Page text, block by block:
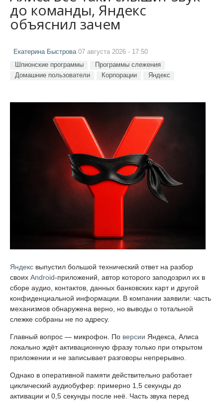
до команды, Яндекс
объяснил зачем
Екатерина Быстрова07 августа 2026 - 17:50
Шпионские программы
Программы слежения
Домашние пользователи
Корпорации Яндекс
Яндекс выпустил большой технический ответ на разбор
своих Android-приложений, автор которого заподозрил их в
сборе аудио, контактов, данных банковских карт и другой
конфиденциальной информации. В компании заявили: часть
механизмов обнаружена верно, но выводы о тотальной
слежке собраны не по адресу.
Главный вопрос — микрофон. По версии Яндекса, Алиса
локально ждёт активационную фразу только при открытом
приложении и не записывает разговоры непрерывно.
Однако в оперативной памяти действительно работает
циклический аудиобуфер: примерно 1,5 секунды до
активации и 0,5 секунды после неё. Часть звука перед